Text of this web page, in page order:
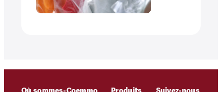
Où sommes-Coemmo
Produits
Suivez-nous